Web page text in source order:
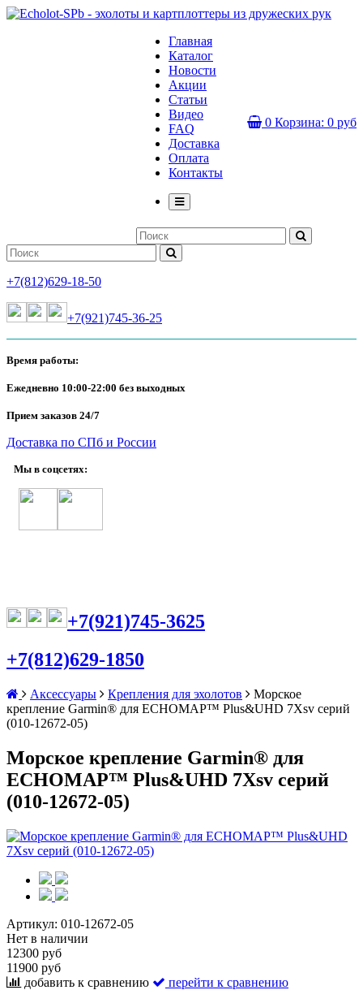
Главная
Каталог
Новости
Акции
Статьи
Видео
FAQ
Доставка
Оплата
Контакты
0 Корзина: 0 руб
+7(812)629-18-50
+7(921)745-36-25
Время работы:
Ежедневно 10:00-22:00 без выходных
Прием заказов 24/7
Доставка по СПб и России
Мы в соцсетях:
+7(921)745-3625
+7(812)629-1850
Аксессуары Крепления для эхолотов
Морское
крепление Garmin® для ECHOMAP™ Plus&UHD 7Xsv серий
(010-12672-05)
Морское крепление Garmin® для
ECHOMAP™ Plus&UHD 7Xsv серий
(010-12672-05)
Артикул: 010-12672-05
Нет в наличии
12300 руб
11900 руб
добавить к сравнению
перейти к сравнению